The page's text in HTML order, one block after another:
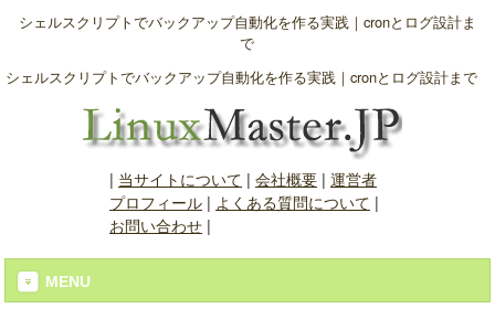
シェルスクリプトでバックアップ自動化を作る実践｜cronとログ設計ま
で
シェルスクリプトでバックアップ自動化を作る実践｜cronとログ設計まで
| 当サイトについて | 会社概要| 運営者
プロフィール| よくある質問について |
お問い合わせ|
MENU